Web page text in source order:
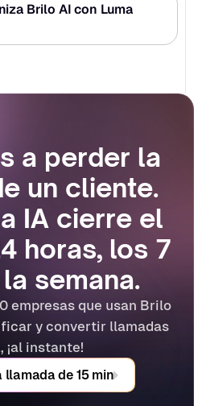
Brilo AI con Luma
a perder la
un cliente.
IA cierre el
horas, los 7
semana.
empresas que usan Brilo
y convertir llamadas
¡al instante!
llamada de 15 min